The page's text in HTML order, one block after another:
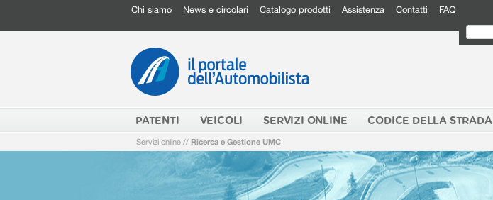
Chi siamo News e circolari Catalogo prodotti Assistenza Contatti FAQ
PATENTI VEICOLI SERVIZI ONLINE CODICE DELLA STRADA
Servizi online // Ricerca e Gestione UMC